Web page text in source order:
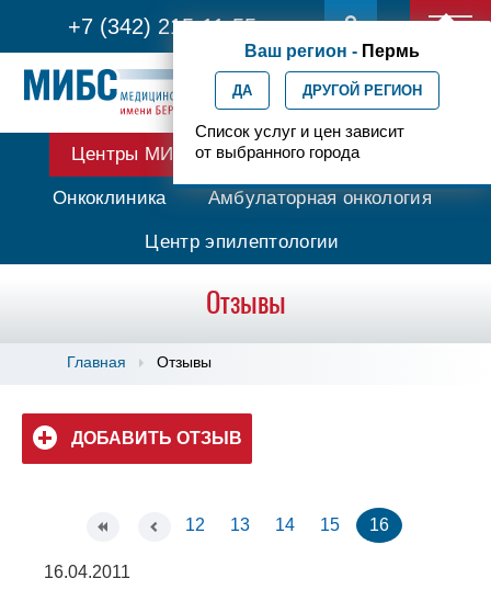
+7 (342) 215-11-55
Ваш регион - Пермь
ДА ДРУГОЙ РЕГИОН
Список услуг и цен зависит
от выбранного города
Центры МИБС Протонная терапия
Онкоклиника Амбулаторная онкология
Центр эпилептологии
Отзывы
Главная Отзывы
ДОБАВИТЬ ОТЗЫВ
12 13 14 15 16
16.04.2011